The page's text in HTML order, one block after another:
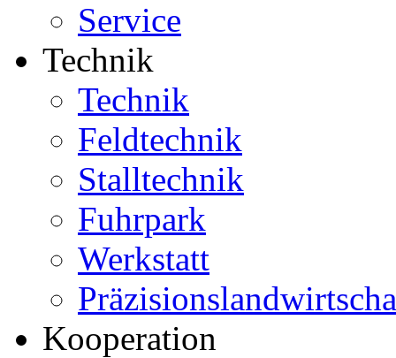
Service
Technik
Technik
Feldtechnik
Stalltechnik
Fuhrpark
Werkstatt
Kooperation